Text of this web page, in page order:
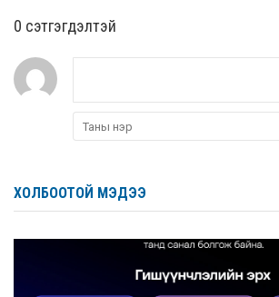
0 cэтгэгдэлтэй
ХОЛБООТОЙ МЭДЭЭ